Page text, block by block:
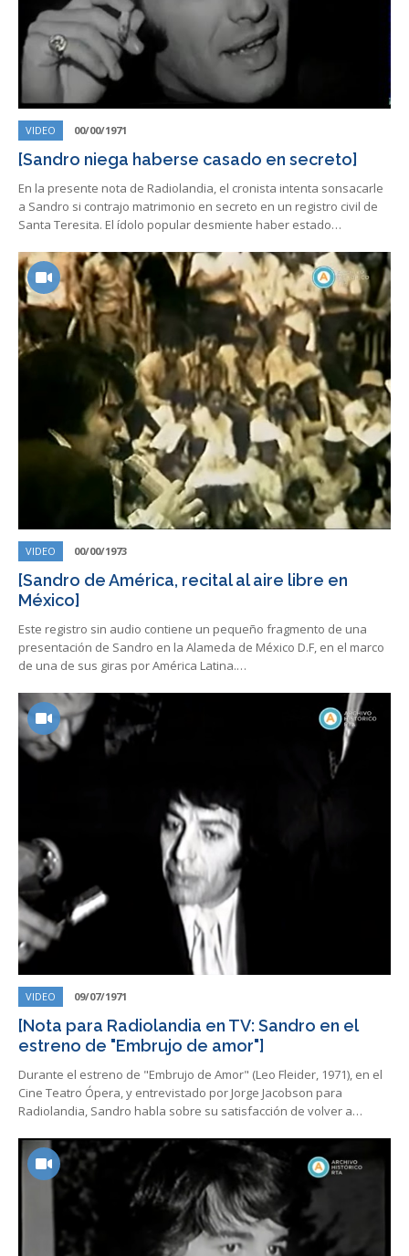
VIDEO 00/00/1971
[Sandro niega haberse casado en secreto]
En la presente nota de Radiolandia, el cronista intenta sonsacarle
a Sandro si contrajo matrimonio en secreto en un registro civil de
Santa Teresita. El ídolo popular desmiente haber estado…
VIDEO 00/00/1973
[Sandro de América, recital al aire libre en
México]
Este registro sin audio contiene un pequeño fragmento de una
presentación de Sandro en la Alameda de México D.F, en el marco
de una de sus giras por América Latina.…
VIDEO 09/07/1971
[Nota para Radiolandia en TV: Sandro en el
estreno de "Embrujo de amor"]
Durante el estreno de "Embrujo de Amor" (Leo Fleider, 1971), en el
Cine Teatro Ópera, y entrevistado por Jorge Jacobson para
Radiolandia, Sandro habla sobre su satisfacción de volver a…